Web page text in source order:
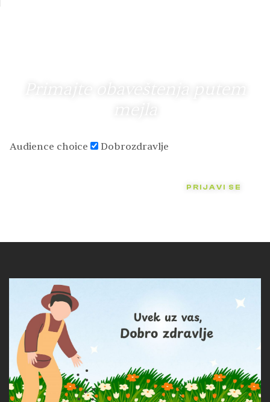
Audience choice Dobrozdravlje
PRIJAVI SE